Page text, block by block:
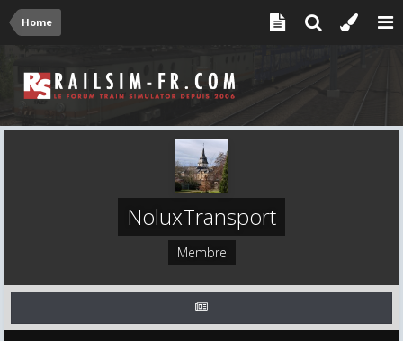
Home
NoluxTransport
Membre